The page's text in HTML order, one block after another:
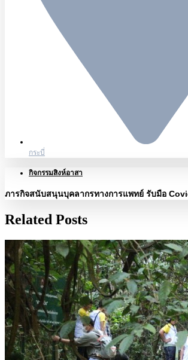
กระบี่
กิจกรรมสิงห์อาสา
ภารกิจสนับสนุนบุคลากรทางการแพทย์ รับมือ
Related Posts